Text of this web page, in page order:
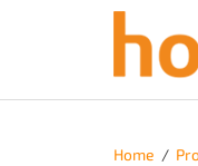
Home /